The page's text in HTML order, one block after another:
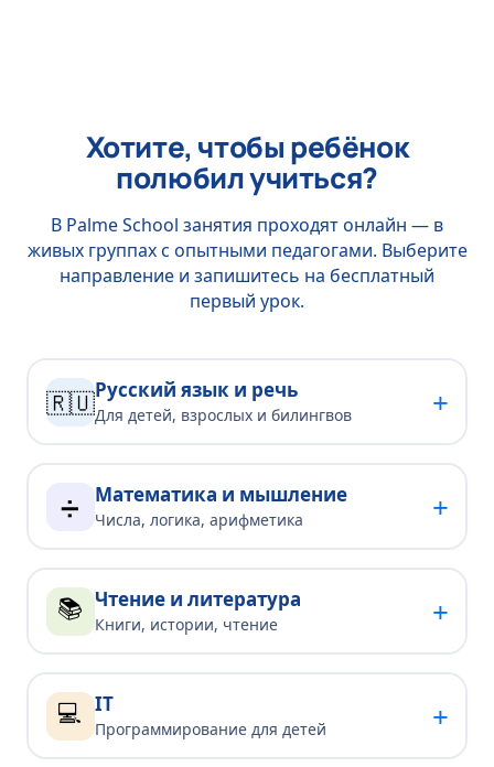
Хотите, чтобы ребёнок
полюбил учиться?
В Palme School занятия проходят онлайн — в
живых группах с опытными педагогами. Выберите
направление и запишитесь на бесплатный
первый урок.
🇷🇺Русский язык и речь
Для детей, взрослых и билингвов +
➗ Математика и мышление
Числа, логика, арифметика +
📚 Чтение и литература
Книги, истории, чтение +
💻 IT
Программирование для детей +